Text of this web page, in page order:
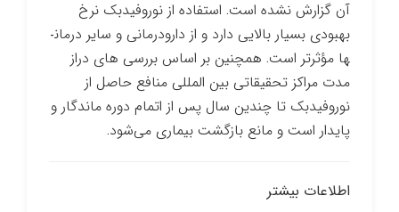
آن گزارش نشده است. استفاده از نوروفیدبک نرخ
بهبودی بسیار بالایی دارد و از دارو­درمانی و سایر درمان­
ها مؤثرتر است. همچنین بر اساس بررسی­ های دراز
مدت مراکز تحقیقاتی بین­ المللی منافع حاصل از
نوروفیدبک تا چندین سال پس از اتمام دوره ماندگار و
پایدار است و مانع بازگشت بیماری می‌شود.
اطلاعات بیشتر